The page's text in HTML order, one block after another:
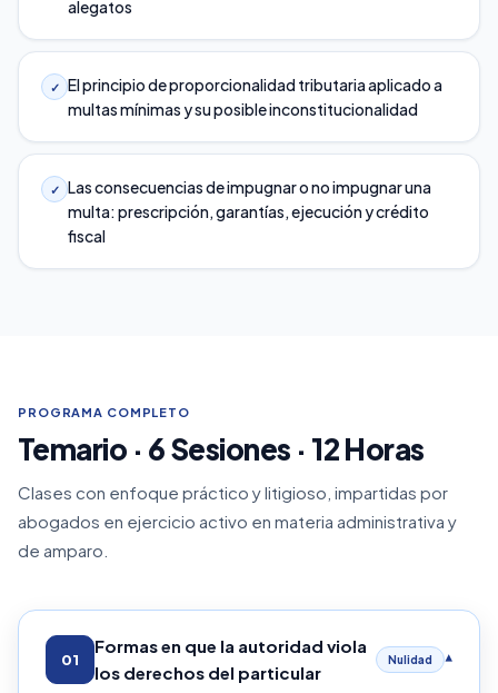
alegatos
✓
El principio de proporcionalidad tributaria aplicado a
multas mínimas y su posible inconstitucionalidad
✓
Las consecuencias de impugnar o no impugnar una
multa: prescripción, garantías, ejecución y crédito
fiscal
PROGRAMA COMPLETO
Temario · 6 Sesiones · 12 Horas
Clases con enfoque práctico y litigioso, impartidas por
abogados en ejercicio activo en materia administrativa y
de amparo.
01
Formas en que la autoridad viola
los derechos del particular
Nulidad ▾